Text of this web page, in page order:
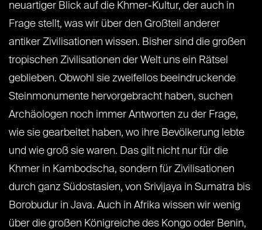
neuartiger Blick auf die Khmer-Kultur, der auch in
Frage stellt, was wir über den Großteil anderer
antiker Zivilisationen wissen. Bisher sind die großen
tropischen Zivilisationen der Welt uns ein Rätsel
geblieben. Obwohl sie zweifellos beeindruckende
Steinmonumente hervorgebracht haben, suchen
Archäologen noch immer Antworten zu der Frage,
wie sie gearbeitet haben, wo ihre Bevölkerung lebte
und wie groß sie waren. Das gilt nicht nur für die
Khmer in Kambodscha, sondern für Zivilisationen
durch ganz Südostasien, von Srivijaya in Sumatra bis
Borobudur in Java. Auch in Afrika wissen wir wenig
über die großen Königreiche des Kongo oder Benin,